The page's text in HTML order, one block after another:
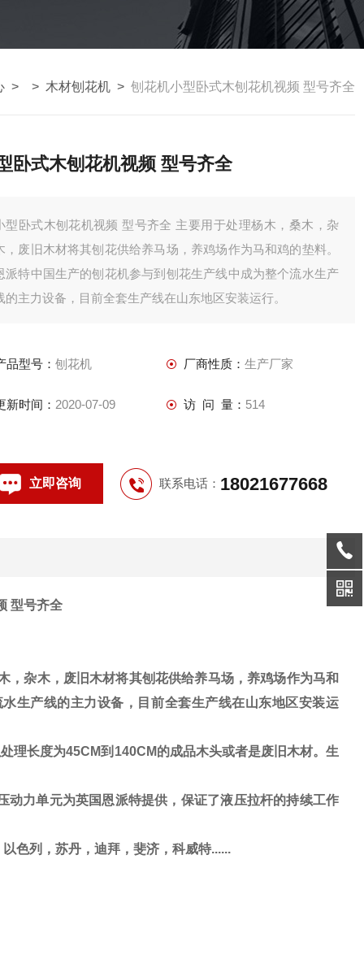
> > 木材刨花机 > 刨花机小型卧式木刨花机视频 型号齐全
卧式木刨花机视频 型号齐全
卧式木刨花机视频 型号齐全 主要用于处理杨木，桑木，杂
，废旧木材将其刨花供给养马场，养鸡场作为马和鸡的垫料。
派特中国生产的刨花机参与到刨花生产线中成为整个流水生产
的主力设备，目前全套生产线在山东地区安装运行。
品型号： 刨花机 厂商性质： 生产厂家
新时间： 2020-07-09 访 问 量： 514
立即咨询 联系电话： 18021677668
型号齐全
杂木，废旧木材将其刨花供给养马场，养鸡场作为马和
生产线的主力设备，目前全套生产线在山东地区安装运
理长度为45CM到140CM的成品木头或者是废旧木材。生
力单元为英国恩派特提供，保证了液压拉杆的持续工作
以色列 ， 苏丹 ， 迪拜 ， 斐济 ， 科威特......